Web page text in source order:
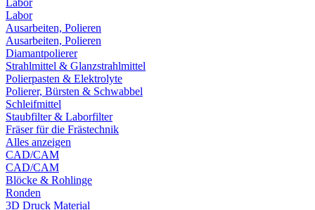
Labor
Labor
Ausarbeiten, Polieren
Ausarbeiten, Polieren
Diamantpolierer
Strahlmittel & Glanzstrahlmittel
Polierpasten & Elektrolyte
Polierer, Bürsten & Schwabbel
Schleifmittel
Staubfilter & Laborfilter
Fräser für die Frästechnik
Alles anzeigen
CAD/CAM
CAD/CAM
Blöcke & Rohlinge
Ronden
3D Druck Material